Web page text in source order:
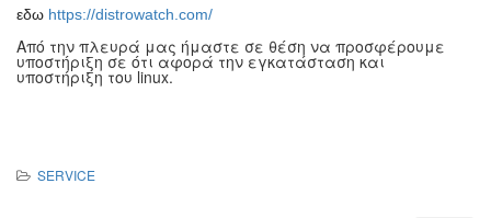
εδω https://distrowatch.com/
Από την πλευρά μας ήμαστε σε θέση να προσφέρουμε
υποστήριξη σε ότι αφορά την εγκατάσταση και
υποστήριξη του linux.
SERVICE